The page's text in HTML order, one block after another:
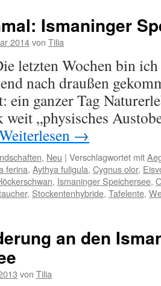
Ismaninger
2014von Tilia
letzten Wochen bin
nach draußen
ein ganzer Tag
weit „physisches
→
, Neu | Verschlagwortet mit
ferina, Aythya fuligula, Cygnus olor,
, Ismaninger Speichersee,
, Stockentenhybride, Tafelente,
an den
von Tilia